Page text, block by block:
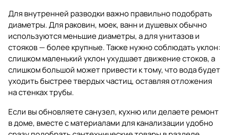
Для внутренней разводки важно правильно подобрать
диаметры. Для раковин, моек, ванн и душевых обычно
используются меньшие диаметры, а для унитазов и
стояков — более крупные. Также нужно соблюдать уклон:
слишком маленький уклон ухудшает движение стоков, а
слишком большой может привести к тому, что вода будет
уходить быстрее твердых частиц, оставляя отложения
на стенках трубы.
Если вы обновляете санузел, кухню или делаете ремонт
в доме, вместе с материалами для канализации удобно